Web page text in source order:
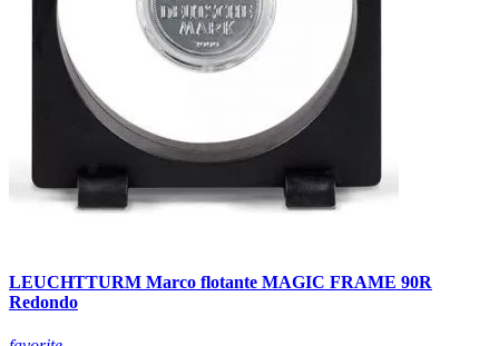
LEUCHTTURM Marco flotante MAGIC FRAME 90R
Redondo